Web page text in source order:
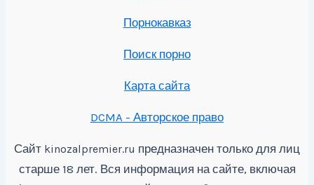
Порнокавказ
Поиск порно
Карта сайта
DCMA - Авторское право
Сайт kinozalpremier.ru предназначен только для лиц
старше 18 лет. Вся информация на сайте, включая